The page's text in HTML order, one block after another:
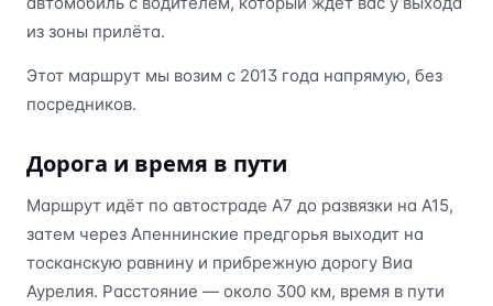
из зоны прилёта.
Этот маршрут мы возим с 2013 года напрямую, без
посредников.
Дорога и время в пути
Маршрут идёт по автостраде A7 до развязки на A15,
затем через Апеннинские предгорья выходит на
тосканскую равнину и прибрежную дорогу Виа
Аурелия. Расстояние — около 300 км, время в пути